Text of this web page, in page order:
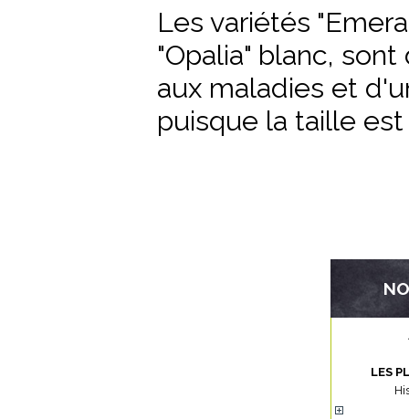
Les variétés
"Opalia" blanc,
aux maladies et
puisque la taille
LES